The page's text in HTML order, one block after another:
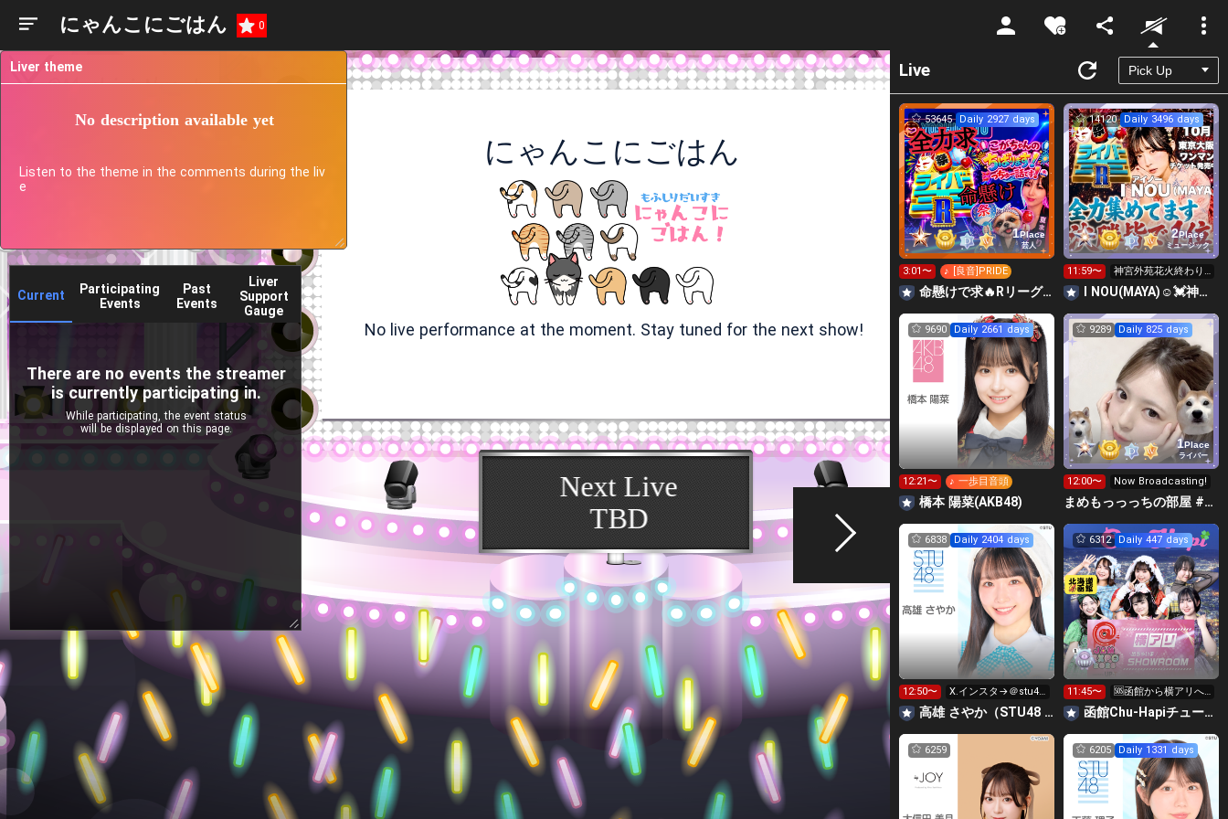
にゃんこにごはん 0
Unmute
にゃんこにごはん
No live performance at the moment. Stay tuned for the next show!
Current
Participating
Events
Past
Events
Liver
Support
Gauge
There are no events the streamer
is currently participating in.
While participating, the event status
will be displayed on this page.
Liver theme
No description available yet
Listen to the theme in the comments during the liv
e
Live
1Place
芸人
53645 Daily 2927 days
3:01〜 ♪ [良音]PRIDE
命懸けで求🔥Rリーグ👑夏祭実行委員長🎆こがちゃんのちばります
2Place
ミュージック
14120 Daily 3496 days
11:59〜
神宮外苑花火終わり
ました🙏24時迄全力
ランキング
I NOU(MAYA)☺︎︎︎︎💓神宮外苑花火大会当日‼️
9690 Daily 2661 days
12:21〜 ♪ 一歩目音頭
橋本 陽菜(AKB48)
1Place
ライバー
9289 Daily 825 days
12:00〜 Now Broadcasting!
まめもっっっちの部屋 #Rリーグ🍑
6838 Daily 2404 days
12:50〜
X.インスタ→＠stu48
_sayan
高雄 さやか（STU48 2期生）
6312 Daily 447 days
11:45〜
🆘函館から横アリへ
🦑350万いきたい‼️
函館Chu-Hapiチューハピ🌈
6259 6205 Daily 1331 days